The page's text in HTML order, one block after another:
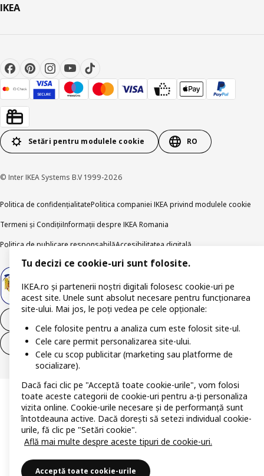
IKEA
Setări pentru modulele cookie RO
© Inter IKEA Systems B.V 1999-2026
Politica de confidențialitatePolitica companiei IKEA privind modulele cookie
Termeni și CondițiiInformații despre IKEA Romania
Politica de publicare responsabilăAccesibilitatea digitală
Retrage-te din contract (servicii)
Tu decizi ce cookie-uri sunt folosite.
IKEA.ro și partenerii noștri digitali folosesc cookie-uri pe
acest site. Unele sunt absolut necesare pentru funcționarea
site-ului. Mai jos, le poți vedea pe cele opționale:
Cele folosite pentru a analiza cum este folosit site-ul.
Cele care permit personalizarea site-ului.
Cele cu scop publicitar (marketing sau platforme de
socializare).
Dacă faci clic pe "Acceptă toate cookie-urile", vom folosi
toate aceste categorii de cookie-uri pentru a-ți personaliza
vizita online. Cookie-urile necesare și de performanță sunt
întotdeauna active. Dacă dorești să setezi individual cookie-
urile, fă clic pe "Setări cookie".
Află mai multe despre aceste tipuri de cookie-uri.
Acceptă toate cookie-urile